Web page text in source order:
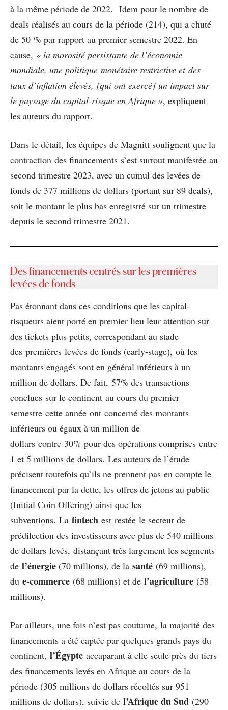
à la même période de 2022. Idem pour le nombre de
deals réalisés au cours de la période (214), qui a chuté
de 50 % par rapport au premier semestre 2022. En
cause, « la morosité persistante de l’économie
mondiale, une politique monétaire restrictive et des
taux d’inflation élevés, [qui ont exercé] un impact sur
le paysage du capital-risque en Afrique », expliquent
les auteurs du rapport.
Dans le détail, les équipes de Magnitt soulignent que la
contraction des financements s’est surtout manifestée au
second trimestre 2023, avec un cumul des levées de
fonds de 377 millions de dollars (portant sur 89 deals),
soit le montant le plus bas enregistré sur un trimestre
depuis le second trimestre 2021.
Des financements centrés sur les premières
levées de fonds
Pas étonnant dans ces conditions que les capital-
risqueurs aient porté en premier lieu leur attention sur
des tickets plus petits, correspondant au stade
des premières levées de fonds (early-stage), où les
montants engagés sont en général inférieurs à un
million de dollars. De fait, 57% des transactions
conclues sur le continent au cours du premier
semestre cette année ont concerné des montants
inférieurs ou égaux à un million de
dollars contre 30% pour des opérations comprises entre
1 et 5 millions de dollars. Les auteurs de l’étude
précisent toutefois qu’ils ne prennent pas en compte le
financement par la dette, les offres de jetons au public
(Initial Coin Offering) ainsi que les
subventions. La fintech est restée le secteur de
prédilection des investisseurs avec plus de 540 millions
de dollars levés, distançant très largement les segments
de l’énergie (70 millions), de la santé (69 millions),
du e-commerce (68 millions) et de l’agriculture (58
millions).
Par ailleurs, une fois n’est pas coutume, la majorité des
financements a été captée par quelques grands pays du
continent, l’Égypte accaparant à elle seule près du tiers
des financements levés en Afrique au cours de la
période (305 millions de dollars récoltés sur 951
millions de dollars), suivie de l’Afrique du Sud (290